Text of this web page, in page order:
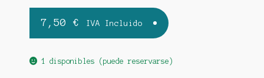
7,50 € IVA Incluido
1 disponibles (puede reservarse)